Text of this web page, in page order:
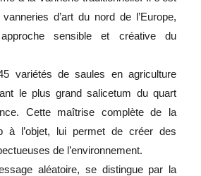
d’art du nord de l’Europe,
sensible et créative du
variétés de saules en agriculture
le plus grand salicetum du quart
Cette maîtrise complète de la
à l’objet, lui permet de créer des
de l’environnement.
aléatoire, se distingue par la